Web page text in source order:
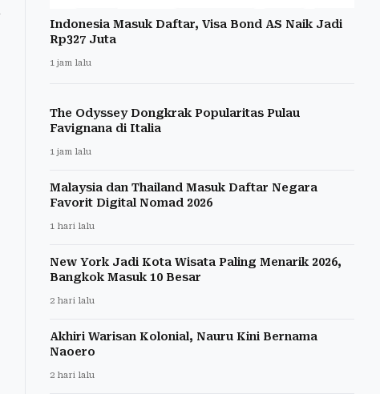
Indonesia Masuk Daftar, Visa Bond AS Naik Jadi
Rp327 Juta
1 jam lalu
The Odyssey Dongkrak Popularitas Pulau
Favignana di Italia
1 jam lalu
Malaysia dan Thailand Masuk Daftar Negara
Favorit Digital Nomad 2026
1 hari lalu
New York Jadi Kota Wisata Paling Menarik 2026,
Bangkok Masuk 10 Besar
2 hari lalu
Akhiri Warisan Kolonial, Nauru Kini Bernama
Naoero
2 hari lalu